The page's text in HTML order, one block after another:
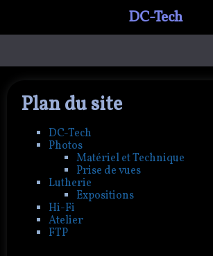
DC-Tech
Plan du site
DC-Tech
Photos
Matériel et Technique
Prise de vues
Lutherie
Expositions
Hi-Fi
Atelier
FTP